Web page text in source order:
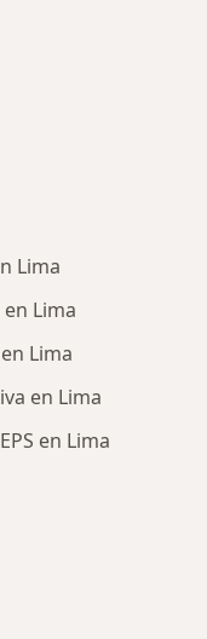
Lima
Lima
Lima
en Lima
en Lima